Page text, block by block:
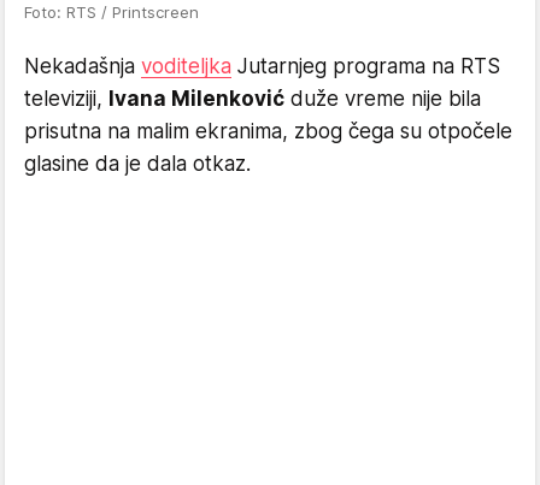
Foto: RTS / Printscreen
Nekadašnja voditeljka Jutarnjeg programa na RTS
televiziji, Ivana Milenković duže vreme nije bila
prisutna na malim ekranima, zbog čega su otpočele
glasine da je dala otkaz.